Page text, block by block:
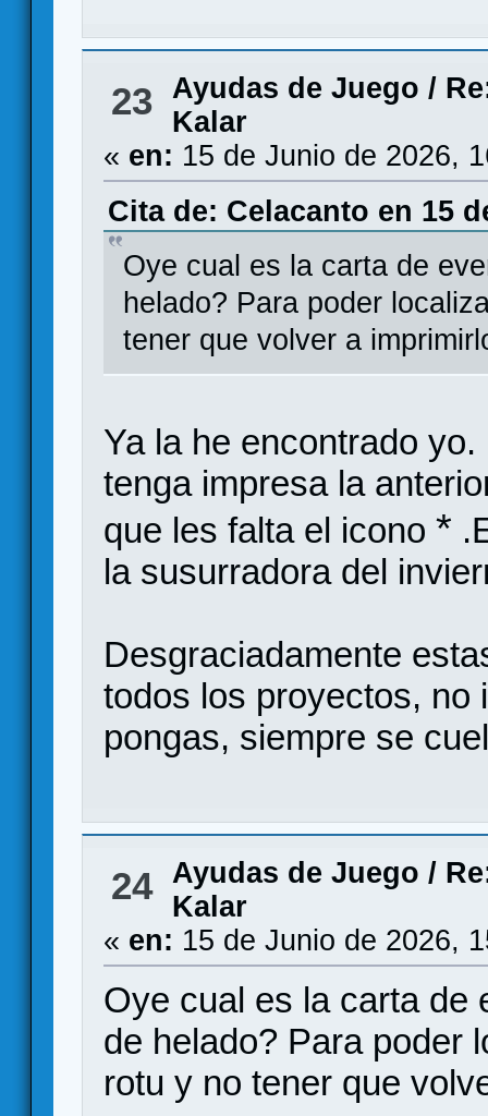
23 Ayudas de Juego /
Kalar
« en: 15 de Junio de 2026,
Cita de: Celacanto en 15
Oye cual es la carta de
helado? Para poder
tener que volver a
Ya la he encontrado
tenga impresa la
que les falta el icono*
la susurradora del
Desgraciadamente
todos los proyectos, no
pongas, siempre se
24 Ayudas de Juego /
Kalar
« en: 15 de Junio de 2026,
Oye cual es la carta de
de helado? Para poder
rotu y no tener que